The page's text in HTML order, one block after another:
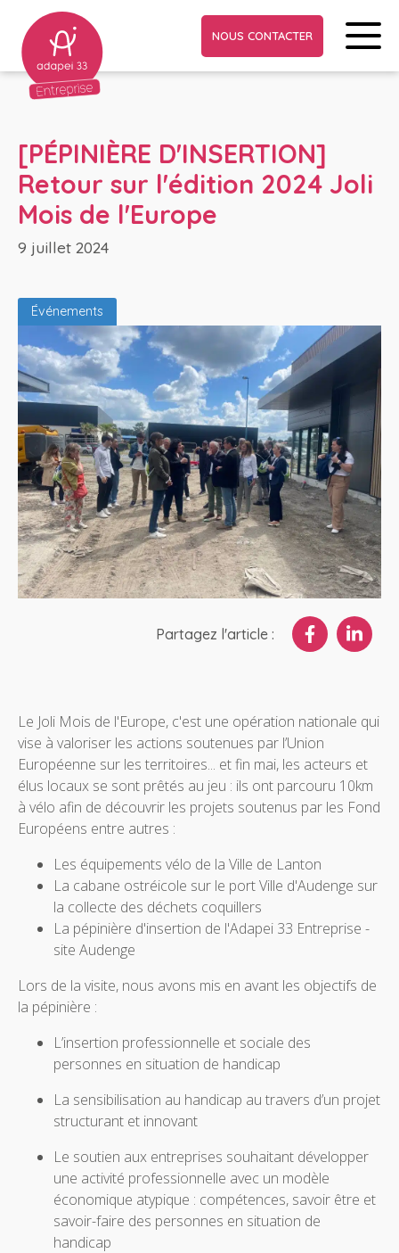
NOUS CONTACTER
[PÉPINIÈRE D'INSERTION]
Retour sur l'édition 2024 Joli
Mois de l'Europe
9 juillet 2024
Événements
Partagez l'article :
Le Joli Mois de l'Europe, c'est une opération nationale qui
vise à valoriser les actions soutenues par l’Union
Européenne sur les territoires... et fin mai, les acteurs et
élus locaux se sont prêtés au jeu : ils ont parcouru 10km
à vélo afin de découvrir les projets soutenus par les Fond
Européens entre autres :
Les équipements vélo de la Ville de Lanton
La cabane ostréicole sur le port Ville d'Audenge sur
la collecte des déchets coquillers
La pépinière d'insertion de l'Adapei 33 Entreprise -
site Audenge
Lors de la visite, nous avons mis en avant les objectifs de
la pépinière :
L’insertion professionnelle et sociale des
personnes en situation de handicap
La sensibilisation au handicap au travers d’un projet
structurant et innovant
Le soutien aux entreprises souhaitant développer
une activité professionnelle avec un modèle
économique atypique : compétences, savoir être et
savoir-faire des personnes en situation de
handicap